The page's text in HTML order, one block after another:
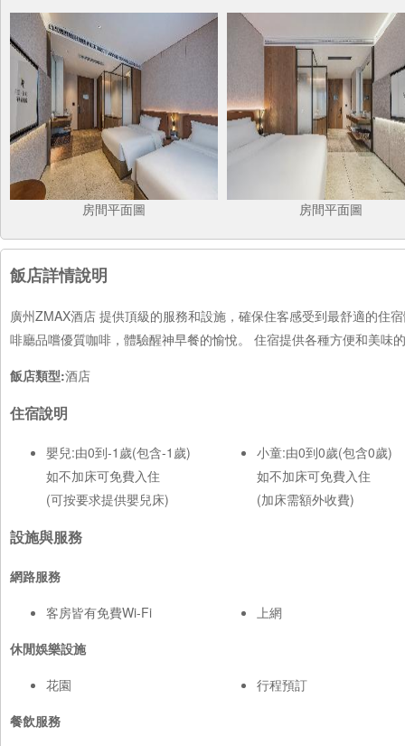
房間平面圖 房間平面圖
飯店詳情說明
廣州ZMAX酒店 提供頂級的服務和設施，確保住客感受到最舒適的住
啡廳品嚐優質咖啡，體驗醒神早餐的愉悅。 住宿提供各種方便和美味
飯店類型:酒店
住宿說明
嬰兒:由0到-1歲(包含-1歲)
如不加床可免費入住
(可按要求提供嬰兒床)
小童:由0到0歲(包含0歲)
如不加床可免費入住
(加床需額外收費)
設施與服務
網路服務
客房皆有免費Wi-Fi
上網
休閒娛樂設施
花園
行程預訂
餐飲服務